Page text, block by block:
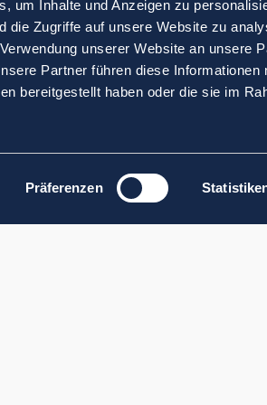
um Inhalte und Anzeigen zu
die Zugriffe auf unsere Website zu
unserer Website an unsere
Partner führen diese
bereitgestellt haben oder die sie im
Präferenzen